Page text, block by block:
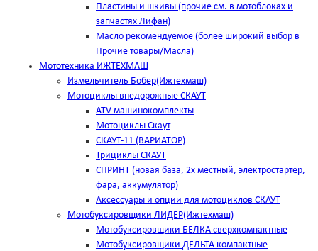
Пластины и шкивы (прочие см. в мотоблоках и
запчастях Лифан)
Масло рекомендуемое (более широкий выбор в
Прочие товары/Масла)
Мототехника ИЖТЕХМАШ
Измельчитель Бобер(Ижтехмаш)
Мотоциклы внедорожные СКАУТ
ATV машинокомплекты
Мотоциклы Скаут
СКАУТ-11 (ВАРИАТОР)
Трициклы СКАУТ
СПРИНТ (новая база, 2х местный, электростартер,
фара, аккумулятор)
Аксессуары и опции для мотоциклов СКАУТ
Мотобуксировщики ЛИДЕР(Ижтехмаш)
Мотобуксировщики БЕЛКА сверхкомпактные
Мотобуксировщики ДЕЛЬТА компактные